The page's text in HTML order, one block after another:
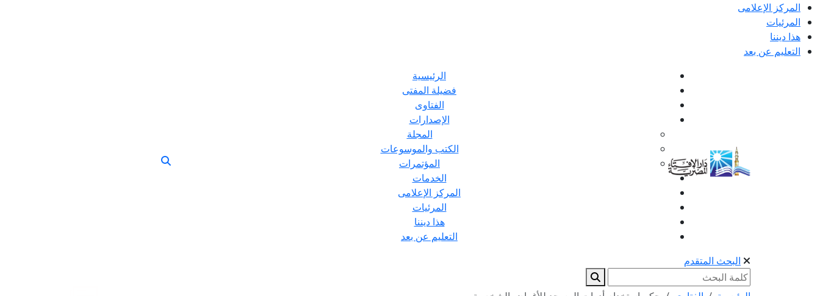
المركز الإعلامى
المرئيات
هذا ديننا
التعليم عن بعد
الرئيسية
فضيلة المفتى
الفتاوى
الإصدارات
المجلة
الكتب والموسوعات
المؤتمرات
الخدمات
المركز الإعلامى
المرئيات
هذا ديننا
التعليم عن بعد
البحث المتقدم